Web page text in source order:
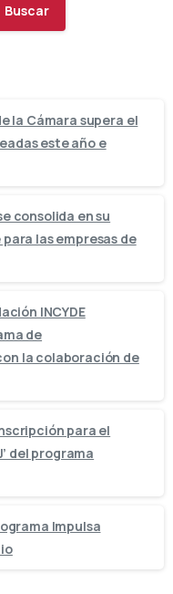
Buscar
la Cámara supera el
este año e
consolida en su
las empresas de
INCYDE
de
la colaboración de
para el
del programa
Impulsa